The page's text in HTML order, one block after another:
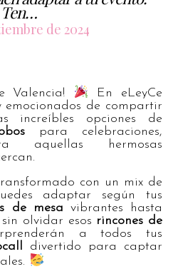
Ten…
de 2024
Valencia!
En eLeyCe
emocionados de compartir
increíbles opciones de
para celebraciones,
aquellas hermosas
con un mix de
adaptar según tus
de mesa vibrantes hasta
olvidar esos rincones de
a todos tus
divertido para captar